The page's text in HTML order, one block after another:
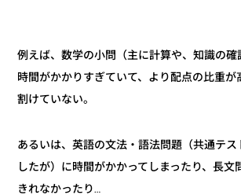
例えば、数学の小問（主に計算や、知識の
時間がかかりすぎていて、より配点の比重
割けていない。
あるいは、英語の文法・語法問題（共通テス
したが）に時間がかかってしまったり、長文
きれなかったり…